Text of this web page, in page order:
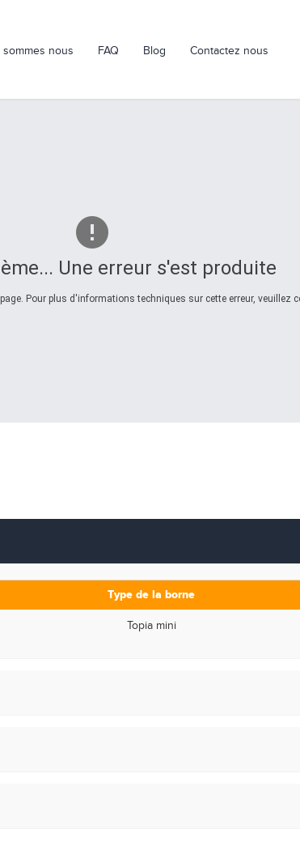
sommes nous FAQ Blog Contactez nous
Une erreur s'est produite
Pour plus d'informations techniques sur cette erreur, veuillez
Type de la borne
Topia mini